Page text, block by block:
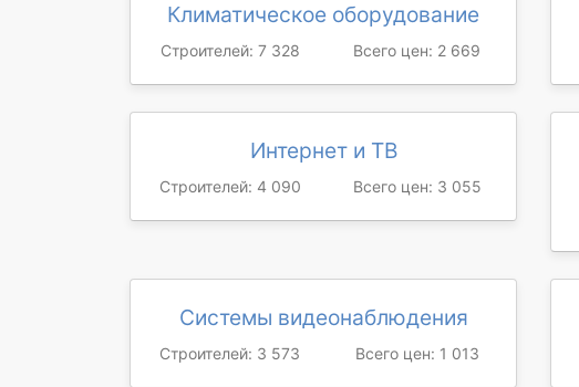
Климатическое оборудование
Строителей: 7 328 Всего цен: 2 669
Интернет и ТВ
Строителей: 4 090 Всего цен: 3 055
Системы видеонаблюдения
Строителей: 3 573 Всего цен: 1 013